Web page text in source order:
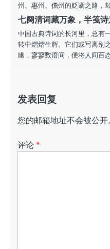
州、惠州、儋州的贬谪之路，
七阕清词藏万象，半笺
中国古典诗词的长河里，总有
转中熠熠生辉。它们或写离别
幽，寥寥数语间，便将人间百
发表回复
您的邮箱地址不会被公开
评论 *